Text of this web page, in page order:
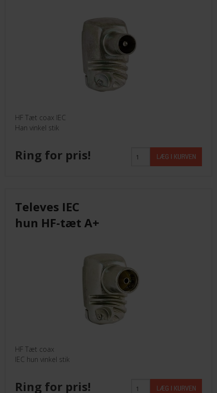
HF Tæt coax IEC
Han vinkel stik
Ring for pris!
Televes IEC
hun HF-tæt A+
HF Tæt coax
IEC hun vinkel stik
Ring for pris!